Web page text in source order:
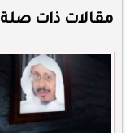
مقالات ذات صلة